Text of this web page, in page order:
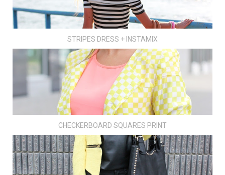
STRIPES DRESS + INSTAMIX
CHECKERBOARD SQUARES PRINT